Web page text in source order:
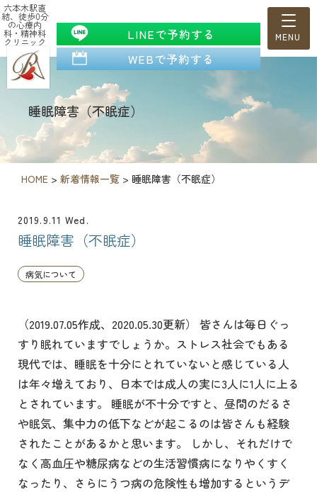
六本木駅直
結、徒歩0分
の心療内
科・精神科
クリニック
LINEで予約する
WEBで予約する
睡眠障害（不眠症）
HOME > 新着情報一覧 > 睡眠障害（不眠症）
2019.9.11 Wed.
睡眠障害（不眠症）
病気について
（2019.07.05作成、2020.05.30更新） 皆さんは毎日ぐっ
すり眠れていますでしょうか。ストレス社会でもある
現代では、睡眠を十分にとれていないと感じている人
は年々増えており、日本では成人の実に3人に1人に上る
とされています。 睡眠が不十分ですと、昼間のだるさ
や眠気、集中力の低下などが起こるのは皆さんも経験
されたことがあるかと思います。 しかし、それだけで
なく高血圧や糖尿病などの生活習慣病になりやくすく
なったり、さらにうつ病の危険性も増加するというデ